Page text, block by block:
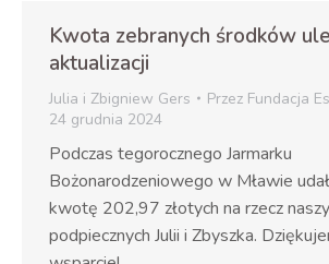
Kwota zebranych środków
aktualizacji
Julia i Zbigniew Gers Przez Fundacja
24 grudnia 2024
Podczas tegorocznego Jarmarku
Bożonarodzeniowego w Mławie
kwotę 202,97 złotych na rzecz
podpiecznych Julii i Zbyszka.